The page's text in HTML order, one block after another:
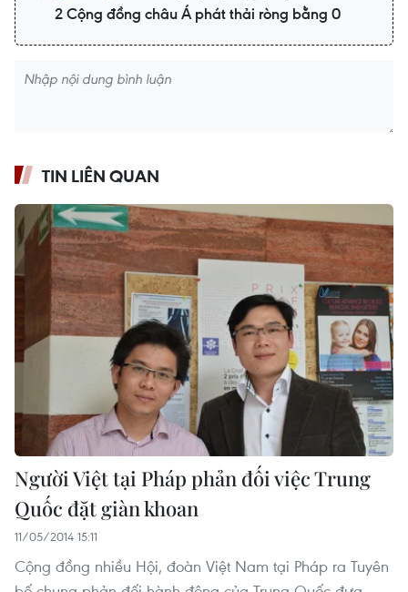
2 Cộng đồng châu Á phát thải ròng bằng 0
TIN LIÊN QUAN
Người Việt tại Pháp phản đối việc Trung
Quốc đặt giàn khoan
11/05/2014 15:11
Cộng đồng nhiều Hội, đoàn Việt Nam tại Pháp ra Tuyên